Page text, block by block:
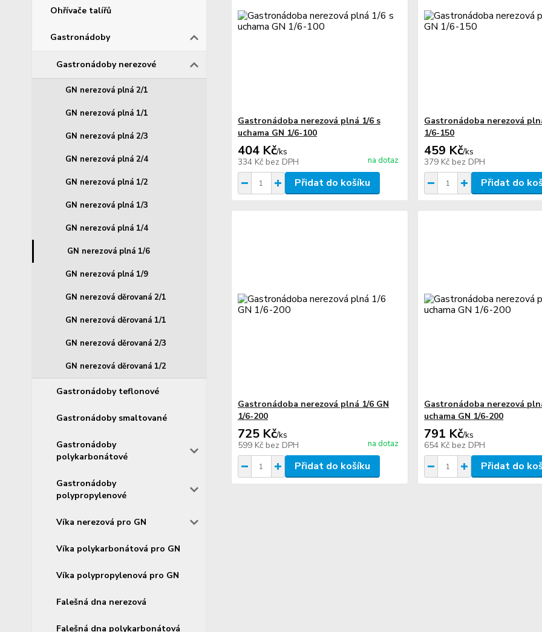
Ohřívače talířů
Gastronádoby
Gastronádoby nerezové
GN nerezová plná 2/1
GN nerezová plná 1/1
GN nerezová plná 2/3
GN nerezová plná 2/4
GN nerezová plná 1/2
GN nerezová plná 1/3
GN nerezová plná 1/4
GN nerezová plná 1/6
GN nerezová plná 1/9
GN nerezová děrovaná 2/1
GN nerezová děrovaná 1/1
GN nerezová děrovaná 2/3
GN nerezová děrovaná 1/2
Gastronádoby teflonové
Gastronádoby smaltované
Gastronádoby
polykarbonátové
Gastronádoby
polypropylenové
Víka nerezová pro GN
Víka polykarbonátová pro GN
Víka polypropylenová pro GN
Falešná dna nerezová
Falešná dna polykarbonátová
Gastronádoba nerezová plná 1/6 s
uchama GN 1/6-100
404 Kč/ks
334 Kč bez DPH na dotaz
Přidat do košíku
Gastronádoba nerezová
1/6-150
459 Kč/ks
379 Kč bez DPH
Přidat do
Gastronádoba nerezová plná 1/6 GN
1/6-200
725 Kč/ks
599 Kč bez DPH na dotaz
Přidat do košíku
Gastronádoba nerezová
uchama GN 1/6-200
791 Kč/ks
654 Kč bez DPH
Přidat do